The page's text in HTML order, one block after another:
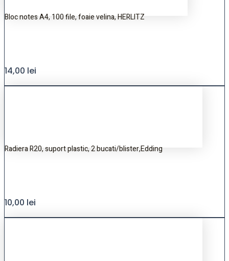
Bloc notes A4, 100 file, foaie velina, HERLITZ
14,00 lei
Radiera R20, suport plastic, 2 bucati/blister,Edding
10,00 lei